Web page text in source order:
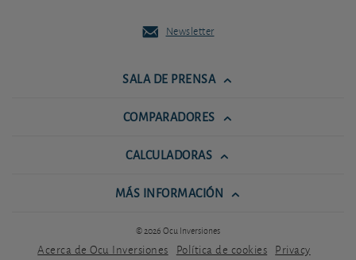
Newsletter
SALA DE PRENSA
COMPARADORES
CALCULADORAS
MÁS INFORMACIÓN
© 2026 Ocu Inversiones
Acerca de Ocu Inversiones Política de cookies Privacy